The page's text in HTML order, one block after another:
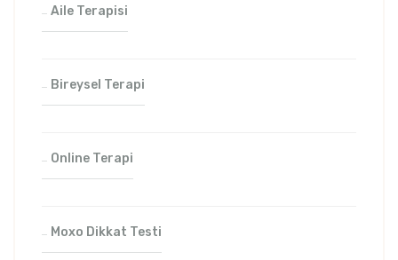
Aile Terapisi
Bireysel Terapi
Online Terapi
Moxo Dikkat Testi